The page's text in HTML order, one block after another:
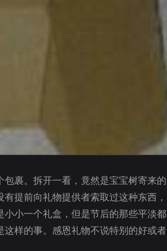
裹。拆开一看，竟然是宝宝树寄来的
提前向礼物提供者索取过这种东西，
小一个礼盒，但是节后的那些平淡都
样的事。感恩礼物不说特别的好或者